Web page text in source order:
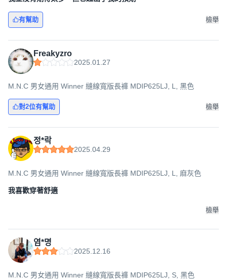
有幫助 檢舉
Freakyzro
2025.01.27
M.N.C 男女通用 Winner 縫線寬版長褲 MDIP625LJ, L, 黑色
對2位有幫助 檢舉
정*락
2025.04.29
M.N.C 男女通用 Winner 縫線寬版長褲 MDIP625LJ, L, 麻灰色
我喜歡穿著舒適
檢舉
염*명
2025.12.16
M.N.C 男女通用 Winner 縫線寬版長褲 MDIP625LJ, S, 黑色